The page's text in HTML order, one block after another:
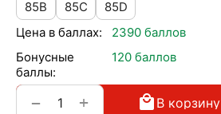
85B
85C
85D
Цена в баллах:
2390 баллов
Бонусные
баллы:
120 баллов
+
− В корзину